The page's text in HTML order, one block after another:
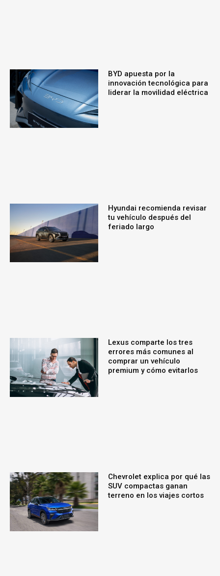
BYD apuesta por la
innovación tecnológica para
liderar la movilidad eléctrica
Hyundai recomienda revisar
tu vehículo después del
feriado largo
Lexus comparte los tres
errores más comunes al
comprar un vehículo
premium y cómo evitarlos
Chevrolet explica por qué las
SUV compactas ganan
terreno en los viajes cortos